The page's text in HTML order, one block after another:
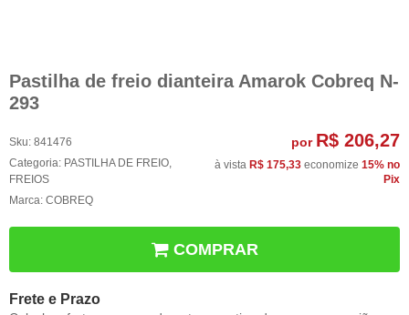
Pastilha de freio dianteira Amarok Cobreq N-
293
Sku: 841476
Categoria: PASTILHA DE FREIO,
FREIOS
Marca: COBREQ
por R$ 206,27
à vista R$ 175,33 economize 15% no
Pix
COMPRAR
Frete e Prazo